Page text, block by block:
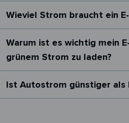
Wieviel Strom braucht ein
Warum ist es wichtig mein
grünem Strom zu laden?
Ist Autostrom günstiger als